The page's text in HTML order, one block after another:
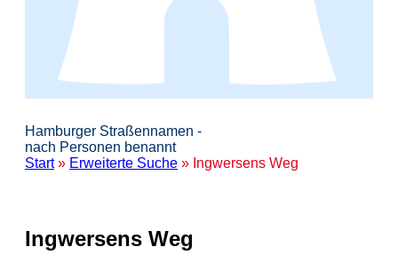
Hamburger Straßennamen -
nach Personen benannt
Start» Erweiterte Suche » Ingwersens Weg
Ingwersens Weg